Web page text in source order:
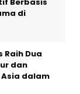
di
Raih Dua
dan
dalam